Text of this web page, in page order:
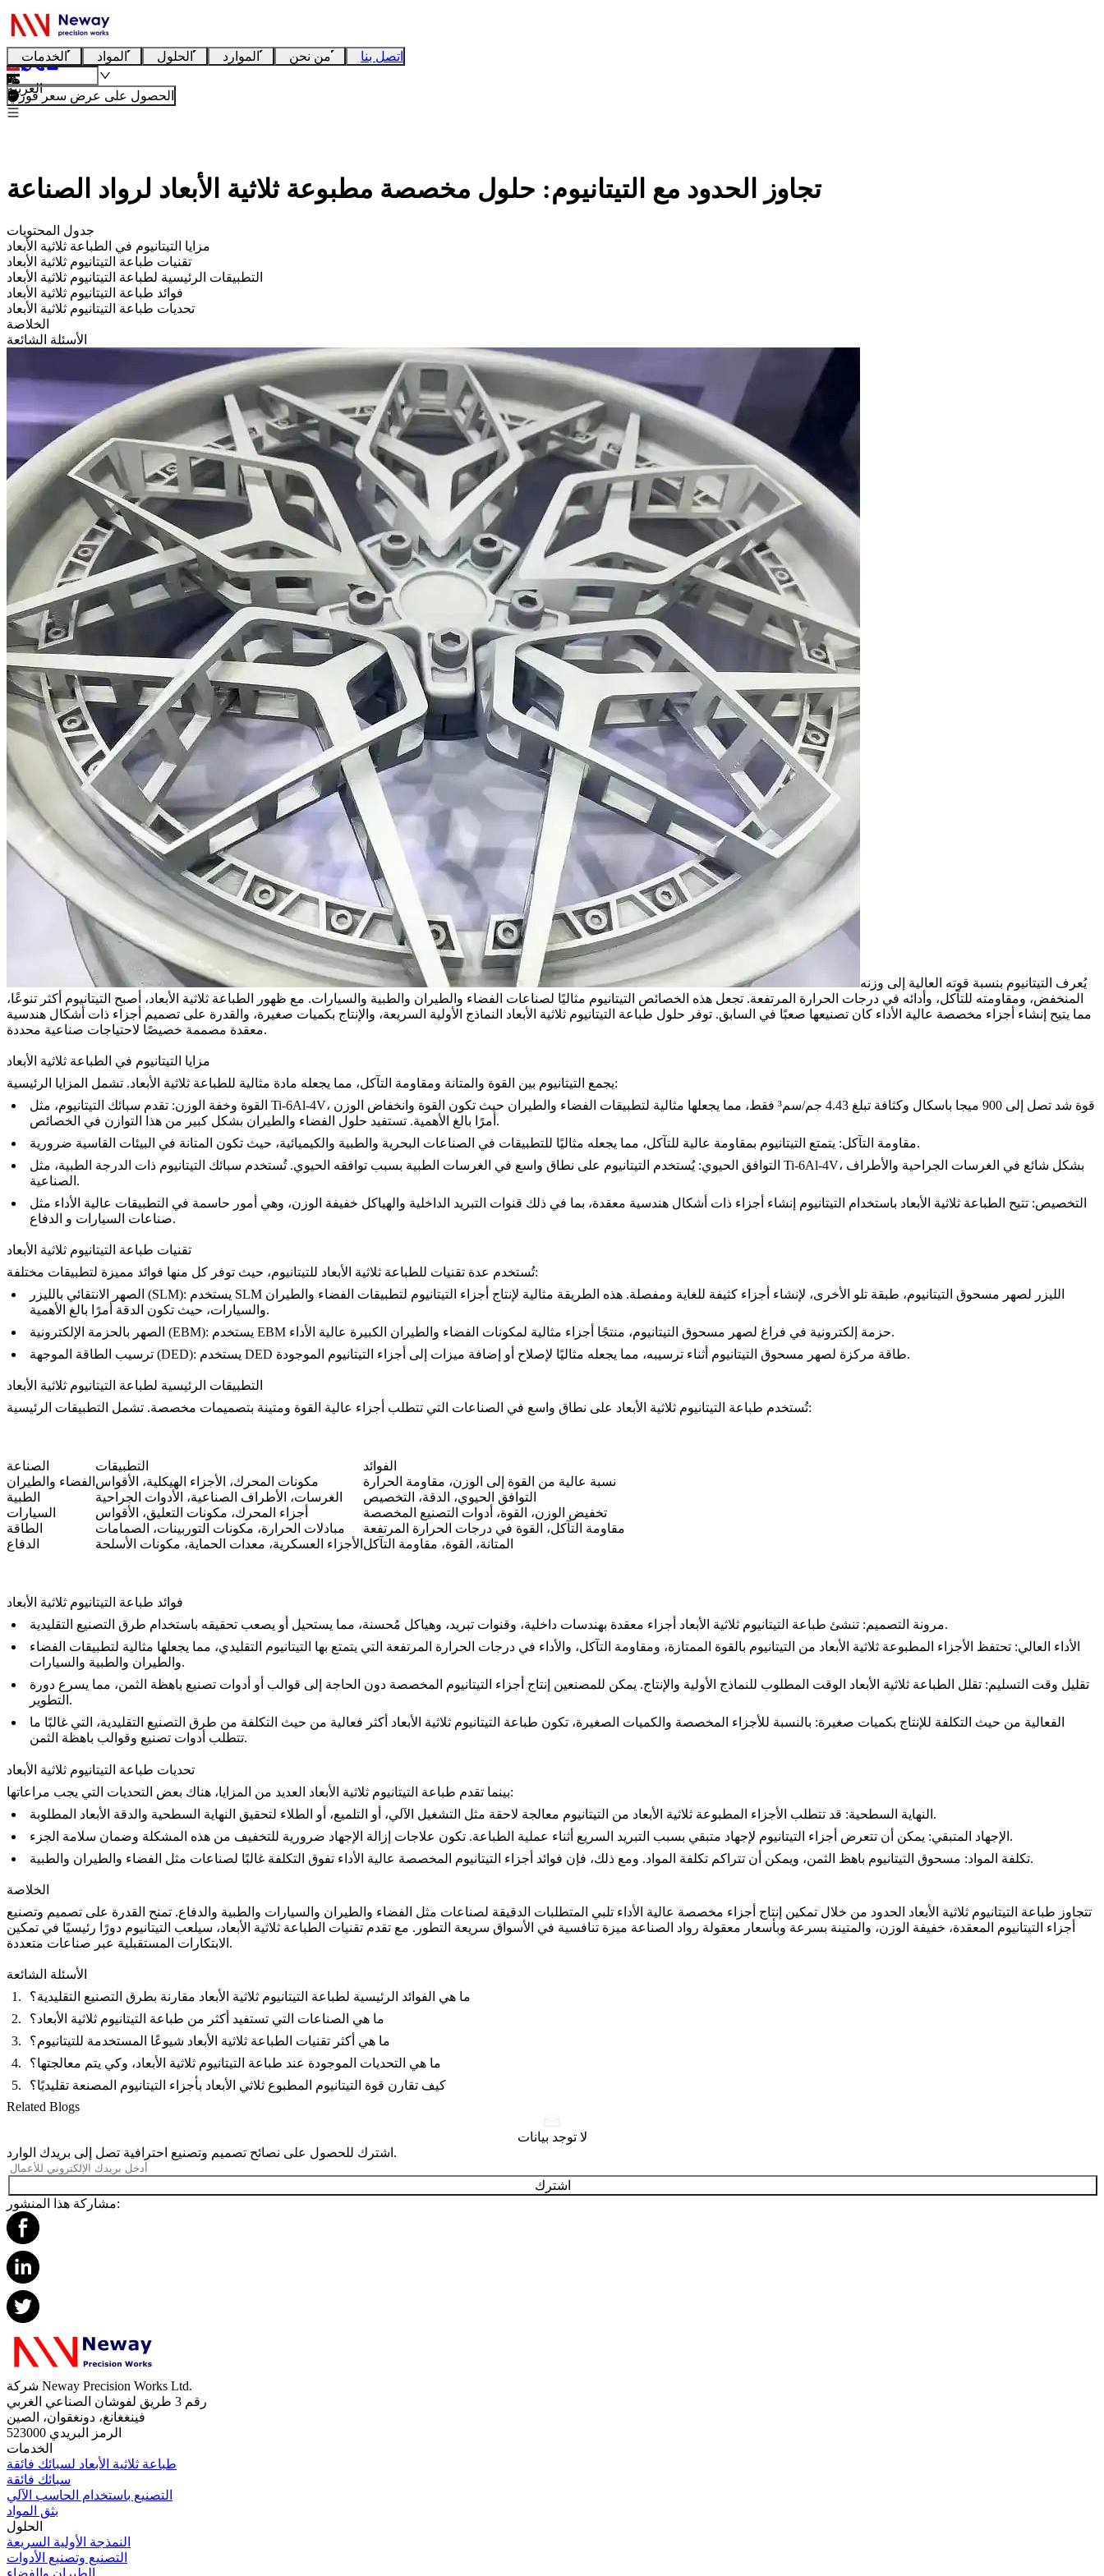
الخدمات المواد الحلول الموارد من نحن اتصل بنا
العربية
الحصول على عرض سعر فوري
تجاوز الحدود مع التيتانيوم: حلول مخصصة مطبوعة ثلاثية الأبعاد لرواد الصناعة
جدول المحتويات
مزايا التيتانيوم في الطباعة ثلاثية الأبعاد
تقنيات طباعة التيتانيوم ثلاثية الأبعاد
التطبيقات الرئيسية لطباعة التيتانيوم ثلاثية الأبعاد
فوائد طباعة التيتانيوم ثلاثية الأبعاد
تحديات طباعة التيتانيوم ثلاثية الأبعاد
الخلاصة
الأسئلة الشائعة
يُعرف التيتانيوم بنسبة قوته العالية إلى وزنه
المنخفض، ومقاومته للتآكل، وأدائه في درجات الحرارة المرتفعة. تجعل هذه الخصائص التيتانيوم مثاليًا لصناعات الفضاء والطيران والطبية والسيارات. مع ظهور الطباعة ثلاثية الأبعاد، أصبح التيتانيوم أكثر تنوعًا،
مما يتيح إنشاء أجزاء مخصصة عالية الأداء كان تصنيعها صعبًا في السابق. توفر حلول طباعة التيتانيوم ثلاثية الأبعاد النماذج الأولية السريعة، والإنتاج بكميات صغيرة، والقدرة على تصميم أجزاء ذات أشكال هندسية
معقدة مصممة خصيصًا لاحتياجات صناعية محددة.
مزايا التيتانيوم في الطباعة ثلاثية الأبعاد
يجمع التيتانيوم بين القوة والمتانة ومقاومة التآكل، مما يجعله مادة مثالية للطباعة ثلاثية الأبعاد. تشمل المزايا الرئيسية:
القوة وخفة الوزن: تقدم سبائك التيتانيوم، مثل Ti-6Al-4V، قوة شد تصل إلى 900 ميجا باسكال وكثافة تبلغ 4.43 جم/سم³ فقط، مما يجعلها مثالية لتطبيقات الفضاء والطيران حيث تكون القوة وانخفاض الوزن
أمرًا بالغ الأهمية. تستفيد حلول الفضاء والطيران
بشكل كبير من هذا التوازن في الخصائص.
مقاومة التآكل: يتمتع التيتانيوم بمقاومة عالية للتآكل، مما يجعله مثاليًا للتطبيقات في الصناعات البحرية
والطبية والكيميائية، حيث تكون المتانة في البيئات القاسية ضرورية.
التوافق الحيوي: يُستخدم التيتانيوم على نطاق واسع في الغرسات الطبية بسبب توافقه الحيوي. تُستخدم سبائك التيتانيوم ذات الدرجة الطبية، مثل Ti-6Al-4V، بشكل شائع في الغرسات الجراحية والأطراف
الصناعية.
التخصيص: تتيح الطباعة ثلاثية الأبعاد باستخدام التيتانيوم إنشاء أجزاء ذات أشكال هندسية معقدة، بما في ذلك قنوات التبريد الداخلية والهياكل خفيفة الوزن، وهي أمور حاسمة في التطبيقات عالية الأداء مثل
صناعات السيارات و الدفاع .
تقنيات طباعة التيتانيوم ثلاثية الأبعاد
تُستخدم عدة تقنيات للطباعة ثلاثية الأبعاد للتيتانيوم، حيث توفر كل منها فوائد مميزة لتطبيقات مختلفة:
الصهر الانتقائي بالليزر (SLM)
: يستخدم SLM الليزر لصهر مسحوق التيتانيوم، طبقة تلو الأخرى، لإنشاء أجزاء كثيفة للغاية ومفصلة. هذه الطريقة مثالية لإنتاج أجزاء التيتانيوم لتطبيقات الفضاء والطيران
والسيارات، حيث تكون الدقة أمرًا بالغ الأهمية.
الصهر بالحزمة الإلكترونية (EBM)
: يستخدم EBM حزمة إلكترونية في فراغ لصهر مسحوق التيتانيوم، منتجًا أجزاء مثالية لمكونات الفضاء والطيران الكبيرة عالية الأداء.
ترسيب الطاقة الموجهة (DED)
: يستخدم DED طاقة مركزة لصهر مسحوق التيتانيوم أثناء ترسيبه، مما يجعله مثاليًا لإصلاح أو إضافة ميزات إلى أجزاء التيتانيوم الموجودة.
التطبيقات الرئيسية لطباعة التيتانيوم ثلاثية الأبعاد
تُستخدم طباعة التيتانيوم ثلاثية الأبعاد على نطاق واسع في الصناعات التي تتطلب أجزاء عالية القوة ومتينة بتصميمات مخصصة. تشمل التطبيقات الرئيسية:
الصناعة التطبيقات
الفوائد
الفضاء والطيران مكونات المحرك، الأجزاء الهيكلية، الأقواس
نسبة عالية من القوة إلى الوزن، مقاومة الحرارة
الطبية
الغرسات، الأطراف الصناعية، الأدوات الجراحية
التوافق الحيوي، الدقة، التخصيص
السيارات
أجزاء المحرك، مكونات التعليق، الأقواس
تخفيض الوزن، القوة، أدوات التصنيع المخصصة
الطاقة
مبادلات الحرارة، مكونات التوربينات، الصمامات
مقاومة التآكل، القوة في درجات الحرارة المرتفعة
الدفاع
الأجزاء العسكرية، معدات الحماية، مكونات الأسلحة المتانة، القوة، مقاومة التآكل
فوائد طباعة التيتانيوم ثلاثية الأبعاد
مرونة التصميم: تنشئ طباعة التيتانيوم ثلاثية الأبعاد أجزاء معقدة بهندسات داخلية، وقنوات تبريد، وهياكل مُحسنة، مما يستحيل أو يصعب تحقيقه باستخدام طرق التصنيع التقليدية.
الأداء العالي: تحتفظ الأجزاء المطبوعة ثلاثية الأبعاد من التيتانيوم بالقوة الممتازة، ومقاومة التآكل، والأداء في درجات الحرارة المرتفعة التي يتمتع بها التيتانيوم التقليدي، مما يجعلها مثالية لتطبيقات الفضاء
والطيران والطبية والسيارات.
تقليل وقت التسليم: تقلل الطباعة ثلاثية الأبعاد الوقت المطلوب للنماذج الأولية والإنتاج. يمكن للمصنعين إنتاج أجزاء التيتانيوم المخصصة دون الحاجة إلى قوالب أو أدوات تصنيع باهظة الثمن، مما يسرع دورة
التطوير.
الفعالية من حيث التكلفة للإنتاج بكميات صغيرة: بالنسبة للأجزاء المخصصة والكميات الصغيرة، تكون طباعة التيتانيوم ثلاثية الأبعاد أكثر فعالية من حيث التكلفة من طرق التصنيع التقليدية، التي غالبًا ما
تتطلب أدوات تصنيع وقوالب باهظة الثمن.
تحديات طباعة التيتانيوم ثلاثية الأبعاد
بينما تقدم طباعة التيتانيوم ثلاثية الأبعاد العديد من المزايا، هناك بعض التحديات التي يجب مراعاتها:
النهاية السطحية : قد تتطلب الأجزاء المطبوعة ثلاثية الأبعاد من التيتانيوم معالجة لاحقة مثل التشغيل الآلي، أو التلميع، أو الطلاء لتحقيق النهاية السطحية والدقة الأبعاد المطلوبة.
الإجهاد المتبقي : يمكن أن تتعرض أجزاء التيتانيوم لإجهاد متبقي بسبب التبريد السريع أثناء عملية الطباعة. تكون علاجات إزالة الإجهاد ضرورية للتخفيف من هذه المشكلة وضمان سلامة الجزء.
تكلفة المواد: مسحوق التيتانيوم باهظ الثمن، ويمكن أن تتراكم تكلفة المواد. ومع ذلك، فإن فوائد أجزاء التيتانيوم المخصصة عالية الأداء تفوق التكلفة غالبًا لصناعات مثل الفضاء والطيران والطبية.
الخلاصة
تتجاوز طباعة التيتانيوم ثلاثية الأبعاد الحدود من خلال تمكين إنتاج أجزاء مخصصة عالية الأداء تلبي المتطلبات الدقيقة لصناعات مثل الفضاء والطيران والسيارات والطبية والدفاع. تمنح القدرة على تصميم وتصنيع
أجزاء التيتانيوم المعقدة، خفيفة الوزن، والمتينة بسرعة وبأسعار معقولة رواد الصناعة ميزة تنافسية في الأسواق سريعة التطور. مع تقدم تقنيات الطباعة ثلاثية الأبعاد، سيلعب التيتانيوم دورًا رئيسيًا في تمكين
الابتكارات المستقبلية عبر صناعات متعددة.
الأسئلة الشائعة
ما هي الفوائد الرئيسية لطباعة التيتانيوم ثلاثية الأبعاد مقارنة بطرق التصنيع التقليدية؟
ما هي الصناعات التي تستفيد أكثر من طباعة التيتانيوم ثلاثية الأبعاد؟
ما هي أكثر تقنيات الطباعة ثلاثية الأبعاد شيوعًا المستخدمة للتيتانيوم؟
ما هي التحديات الموجودة عند طباعة التيتانيوم ثلاثية الأبعاد، وكي يتم معالجتها؟
كيف تقارن قوة التيتانيوم المطبوع ثلاثي الأبعاد بأجزاء التيتانيوم المصنعة تقليديًا؟
Related Blogs
لا توجد بيانات
اشترك للحصول على نصائح تصميم وتصنيع احترافية تصل إلى بريدك الوارد.
اشترك
مشاركة هذا المنشور:
شركة Neway Precision Works Ltd.
رقم 3 طريق لفوشان الصناعي الغربي
فينغغانغ، دونغقوان، الصين
الرمز البريدي 523000
الخدمات
طباعة ثلاثية الأبعاد لسبائك فائقة
سبائك فائقة
التصنيع باستخدام الحاسب الآلي
بثق المواد
الحلول
النمذجة الأولية السريعة
التصنيع وتصنيع الأدوات
الطيران والفضاء